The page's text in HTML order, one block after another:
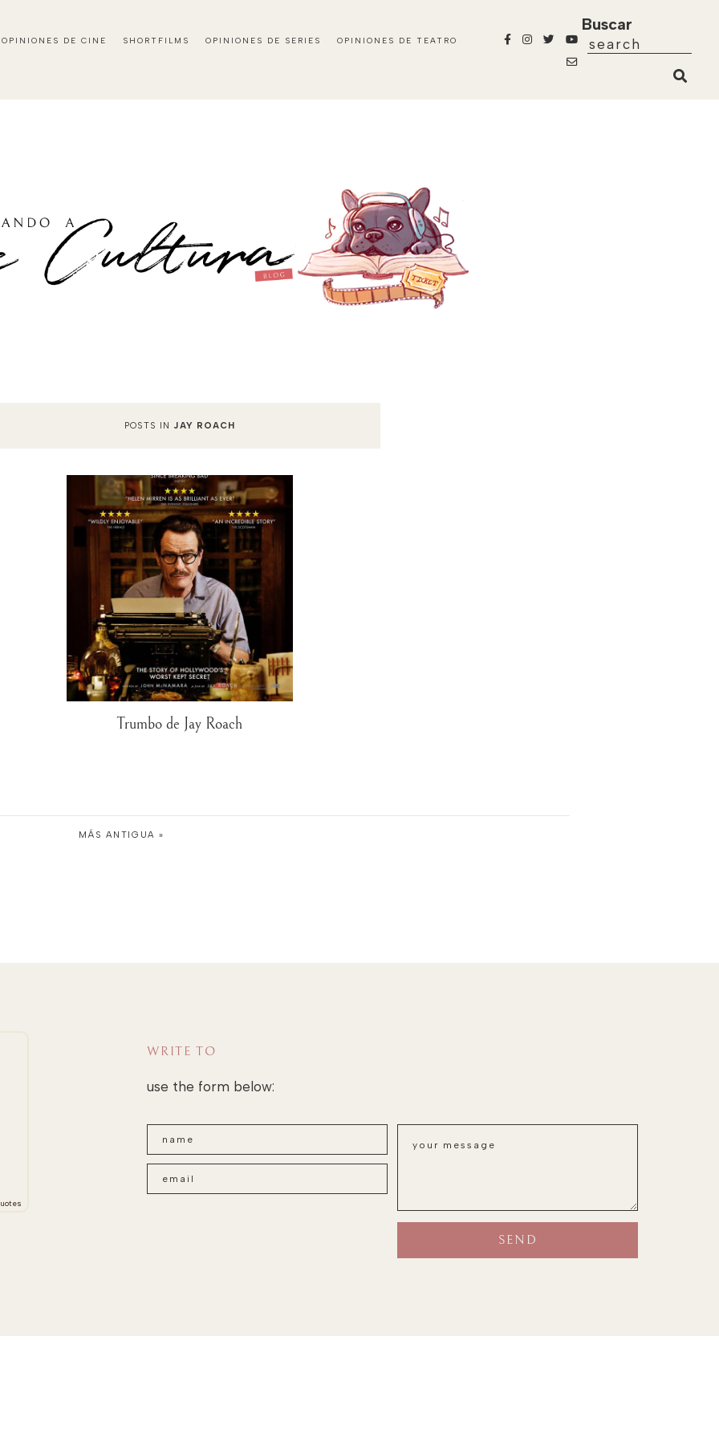
OPINIONES DE CINE SHORTFILMS OPINIONES DE SERIES
OPINIONES DE TEATRO
Buscar
POSTS IN JAY ROACH
Trumbo de Jay Roach
MÁS ANTIGUA »
WRITE TO
use the form below: